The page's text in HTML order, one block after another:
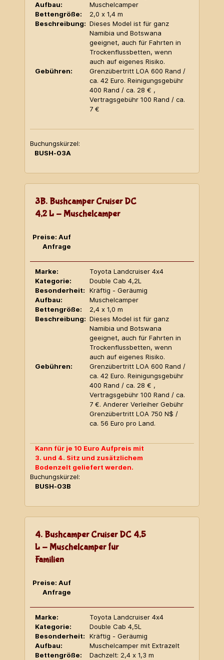
Aufbau:
Muschelcamper
Bettengröße:
2,0 x 1,4 m
Beschreibung: Dieses Model ist für ganz
Namibia und Botswana
geeignet, auch für Fahrten in
Trockenflussbetten, wenn
auch auf eigenes Risiko.
Gebühren:
Grenzübertritt LOA 600 Rand /
ca. 42 Euro. Reinigungsgebühr
400 Rand / ca. 28 € ,
Vertragsgebühr 100 Rand / ca.
7 €
Buchungskürzel:
BUSH-03A
3B. Bushcamper Cruiser DC
4,2 L - Muschelcamper
Preise: Auf
Anfrage
Marke:
Toyota Landcruiser 4x4
Kategorie:
Double Cab 4,2L
Besonderheit:
Kräftig - Geräumig
Aufbau:
Muschelcamper
Bettengröße:
2,4 x 1,0 m
Beschreibung: Dieses Model ist für ganz
Namibia und Botswana
geeignet, auch für Fahrten in
Trockenflussbetten, wenn
auch auf eigenes Risiko.
Gebühren:
Grenzübertritt LOA 600 Rand /
ca. 42 Euro. Reinigungsgebühr
400 Rand / ca. 28 € ,
Vertragsgebühr 100 Rand / ca.
7 €. Anderer Verleiher Gebühr
Grenzübertritt LOA 750 N$ /
ca. 56 Euro pro Land.
Kann für je 10 Euro Aufpreis mit
3. und 4. Sitz und zusätzlichem
Bodenzelt geliefert werden.
Buchungskürzel:
BUSH-03B
4. Bushcamper Cruiser DC 4,5
L - Muschelcamper für
Familien
Preise: Auf
Anfrage
Marke:
Toyota Landcruiser 4x4
Kategorie:
Double Cab 4,5L
Besonderheit:
Kräftig - Geräumig
Aufbau:
Muschelcamper mit Extrazelt
Bettengröße:
Dachzelt: 2,4 x 1,3 m